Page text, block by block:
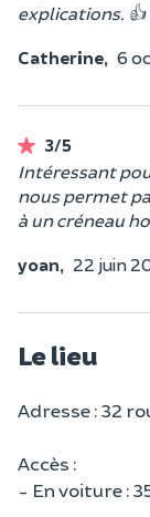
explications. 👍
Catherine, 6
3/5
Intéressant
nous permet
à un créneau
yoan, 22 juin
Le lieu
Adresse : 32
Accès :
- En voiture :